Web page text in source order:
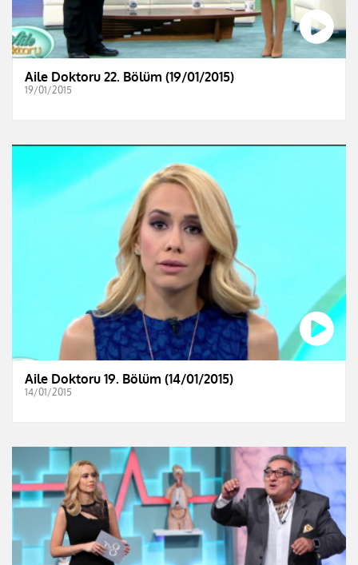
Aile Doktoru 22. Bölüm (19/01/2015)
19/01/2015
Aile Doktoru 19. Bölüm (14/01/2015)
14/01/2015